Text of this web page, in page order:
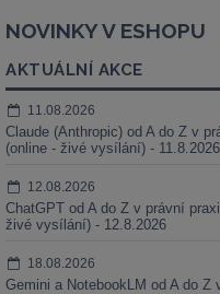
NOVINKY V ESHOPU
AKTUÁLNÍ AKCE
11.08.2026
Claude (Anthropic) od A do Z v
(online - živé vysílání) - 11.8.2026
12.08.2026
ChatGPT od A do Z v právní
živé vysílání) - 12.8.2026
18.08.2026
Gemini a NotebookLM od A do Z